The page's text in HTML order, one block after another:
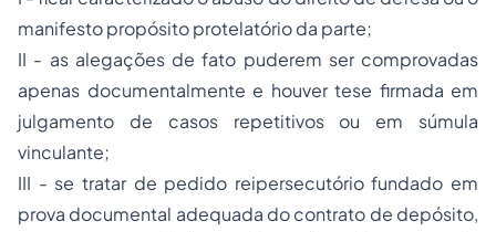
manifesto propósito protelatório da parte;
II - as alegações de fato puderem ser comprovadas
apenas documentalmente e houver tese firmada em
julgamento de casos repetitivos ou em súmula
vinculante;
III - se tratar de pedido reipersecutório fundado em
prova documental adequada do contrato de depósito,